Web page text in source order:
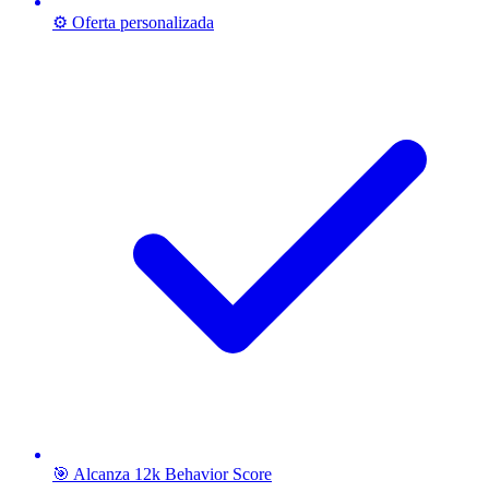
⚙️ Oferta personalizada
🎯 Alcanza 12k Behavior Score